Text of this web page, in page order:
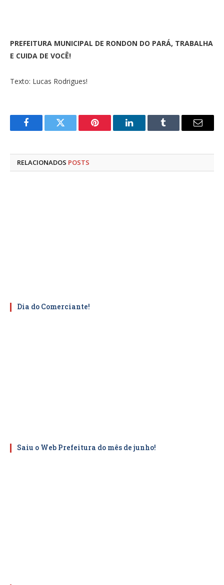
PREFEITURA MUNICIPAL DE RONDON DO PARÁ, TRABALHA
E CUIDA DE VOCÊ!
Texto: Lucas Rodrigues!
FacebookTwitter Pinterest LinkedInTumblr
E-
RELACIONADOS POSTS
Dia do Comerciante!
Saiu o Web Prefeitura do mês de junho!